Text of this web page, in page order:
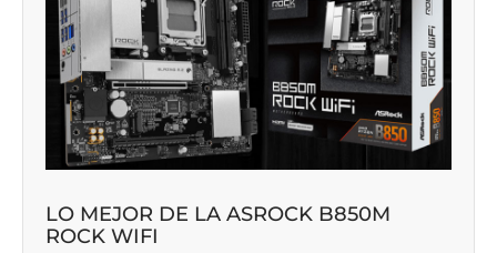
LO MEJOR DE LA ASROCK B850M
ROCK WIFI